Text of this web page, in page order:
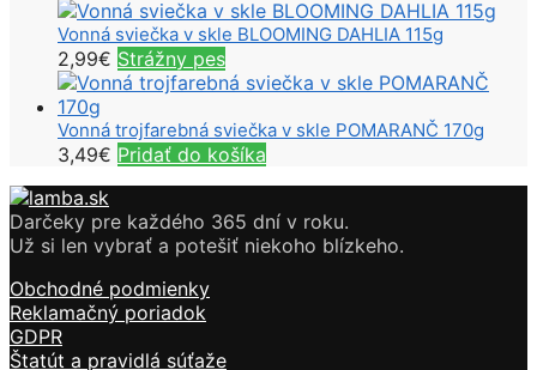
Vonná sviečka v skle BLOOMING DAHLIA 115g
2,99€ Strážny pes
Vonná trojfarebná sviečka v skle POMARANČ 170g
3,49€ Pridať do košíka
Darčeky pre každého 365 dní v roku.
Už si len vybrať a potešiť niekoho blízkeho.
Obchodné podmienky
Reklamačný poriadok
GDPR
Štatút a pravidlá súťaže